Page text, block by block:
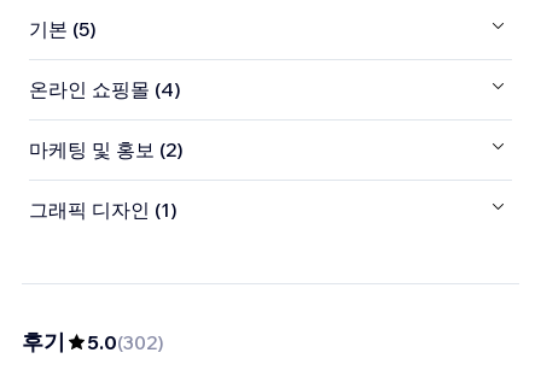
기본 (5)
온라인 쇼핑몰 (4)
마케팅 및 홍보 (2)
그래픽 디자인 (1)
후기 5.0(302)